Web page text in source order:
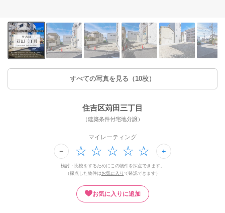
すべての写真を見る（10枚）
住吉区苅田三丁目
（建築条件付宅地分譲）
マイレーティング
検討・比較をするためにこの物件を採点できます。
（採点した物件は お気に入り で確認できます）
お気に入りに追加